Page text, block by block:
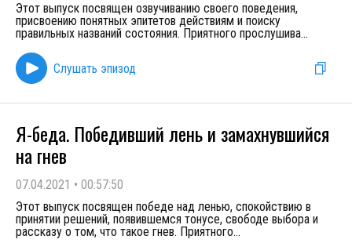
Этот выпуск посвящен озвучиванию своего поведения,
присвоению понятных эпитетов действиям и поиску
правильных названий состояния. Приятного прослушива...
Слушать эпизод
Я-беда. Победивший лень и замахнувшийся
на гнев
07.04.2021 • 00:57:50
Этот выпуск посвящен победе над ленью, спокойствию в
принятии решений, появившемся тонусе, свободе выбора и
рассказу о том, что такое гнев. Приятного...